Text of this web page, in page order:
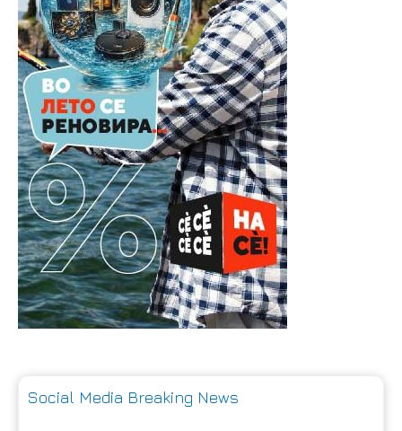
Social Media Breaking News